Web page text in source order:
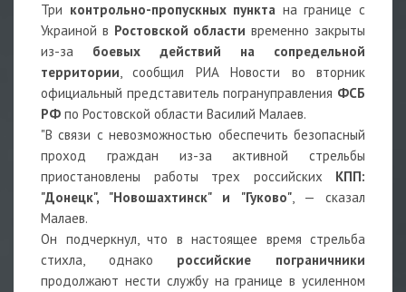
Три контрольно-пропускных пункта на границе с
Украиной в Ростовской области временно закрыты
из-за боевых действий на сопредельной
территории, сообщил РИА Новости во вторник
официальный представитель погрануправления ФСБ
РФ по Ростовской области Василий Малаев.
"В связи с невозможностью обеспечить безопасный
проход граждан из-за активной стрельбы
приостановлены работы трех российских КПП:
"Донецк", "Новошахтинск" и "Гуково", — сказал
Малаев.
Он подчеркнул, что в настоящее время стрельба
стихла, однако российские пограничники
продолжают нести службу на границе в усиленном